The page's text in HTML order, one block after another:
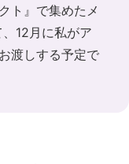
ト』で集めたメ
12月に私がア
渡しする予定で